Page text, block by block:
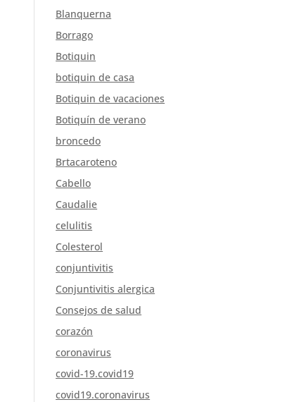
Blanquerna
Borrago
Botiquin
botiquin de casa
Botiquin de vacaciones
Botiquín de verano
broncedo
Brtacaroteno
Cabello
Caudalie
celulitis
Colesterol
conjuntivitis
Conjuntivitis alergica
Consejos de salud
corazón
coronavirus
covid-19.covid19
covid19.coronavirus